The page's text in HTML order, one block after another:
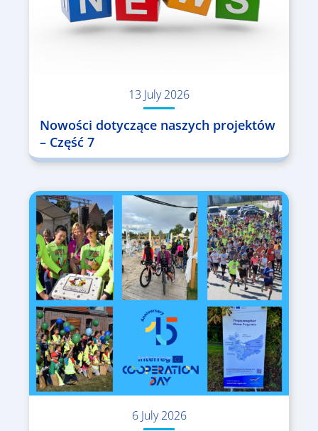
13 July 2026
Nowości dotyczące naszych projektów
– Część 7
6 July 2026